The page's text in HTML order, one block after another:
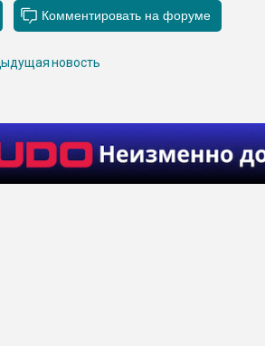
новость